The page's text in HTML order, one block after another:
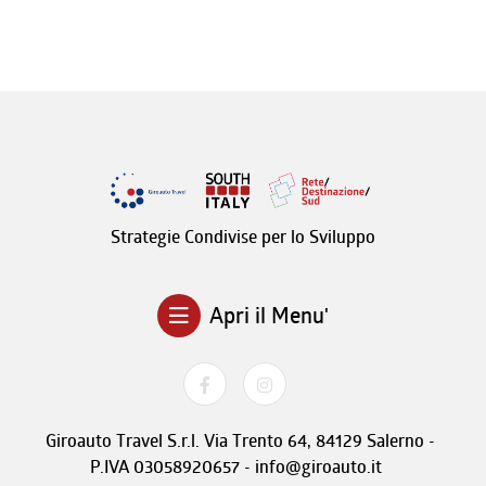
Strategie Condivise per lo Sviluppo
Apri il Menu'
Giroauto Travel S.r.l. Via Trento 64, 84129 Salerno -
P.IVA 03058920657 - info@giroauto.it